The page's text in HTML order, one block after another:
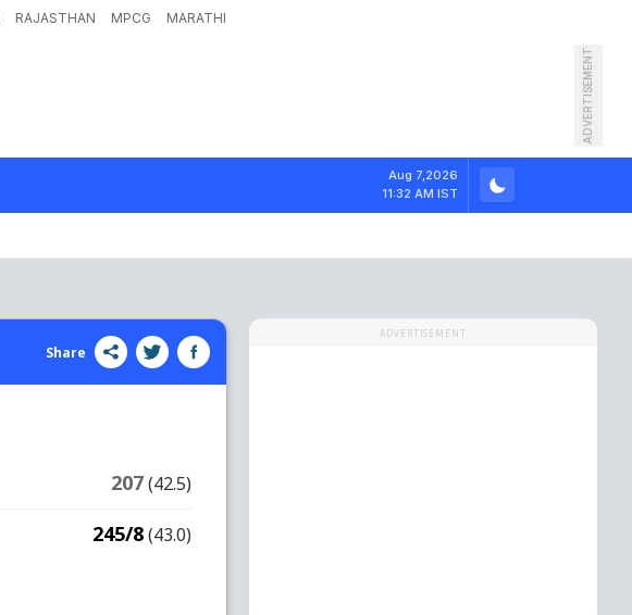
RAJASTHAN MPCG MARATHI
ADVERTISEMENT
Aug 7,2026
11:32 AM IST
Share
207(42.5)
245/8(43.0)
ADVERTISEMENT